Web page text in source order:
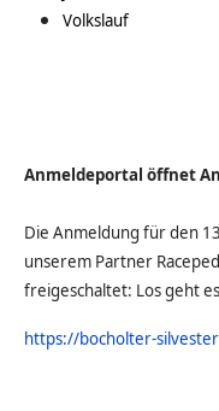
Volkslauf
Anmeldeportal öffnet
Die Anmeldung für den
unserem Partner
freigeschaltet: Los geht
https://bocholter-